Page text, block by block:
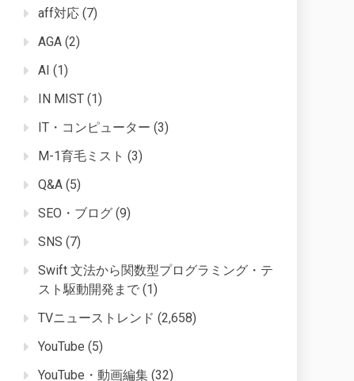
aff対応 (7)
AGA (2)
AI (1)
IN MIST (1)
IT・コンピューター (3)
M-1育毛ミスト (3)
Q&A (5)
SEO・ブログ (9)
SNS (7)
Swift 文法から関数型プログラミング・テ
スト駆動開発まで (1)
TVニューストレンド (2,658)
YouTube (5)
YouTube・動画編集 (32)